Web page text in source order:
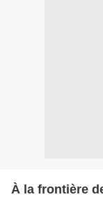
À la frontière